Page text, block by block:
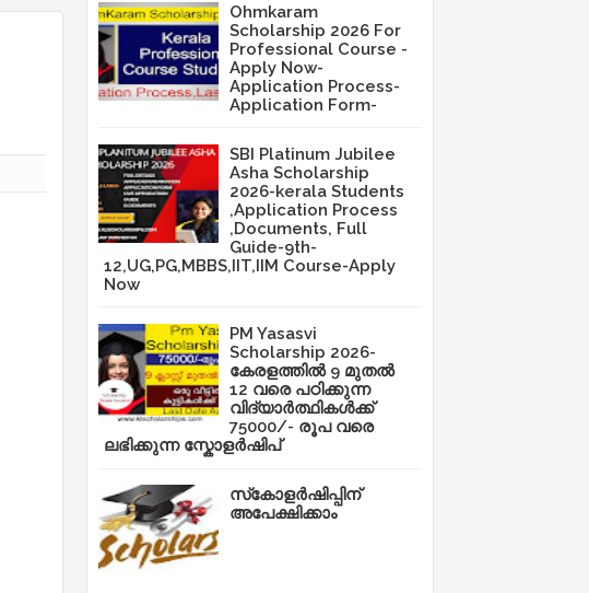
Ohmkaram
Scholarship 2026 For
Professional Course -
Apply Now-
Application Process-
Application Form-
SBI Platinum Jubilee
Asha Scholarship
2026-kerala Students
,Application Process
,Documents, Full
Guide-9th-
12,UG,PG,MBBS,IIT,IIM Course-Apply
Now
PM Yasasvi
Scholarship 2026-
കേരളത്തിൽ 9 മുതൽ
12 വരെ പഠിക്കുന്ന
വിദ്യാർത്ഥികൾക്ക്
75000/- രൂപ വരെ
ലഭിക്കുന്ന സ്കോളർഷിപ്
സ്‌കോളർഷിപ്പിന്
അപേക്ഷിക്കാം